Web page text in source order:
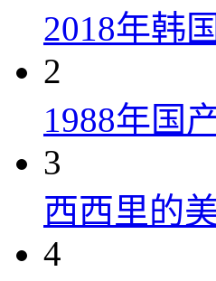
2018年韩
2
1988年国
3
西西里的
4